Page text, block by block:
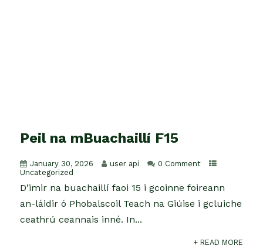
Peil na mBuachaillí F15
January 30, 2026 user api
0 Comment
Uncategorized
D’imir na buachaillí faoi 15 i gcoinne foireann
an-láidir ó Phobalscoil Teach na Giúise i gcluiche
ceathrú ceannais inné. In...
+ READ MORE